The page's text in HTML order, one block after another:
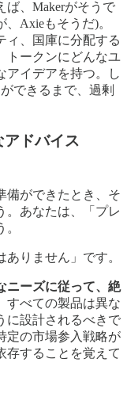
ば、Makerがそうで
Axieもそうだ)。
ィ、国庫に分配する
トークンにどんなユ
アイデアを持つ。し
できるまで、過剰
アドバイス
備ができたとき、そ
。あなたは、「プレ
りません」です。
ニーズに従って、絶
すべての製品は異な
に設計されるべきで
定の市場参入戦略が
存することを覚えて